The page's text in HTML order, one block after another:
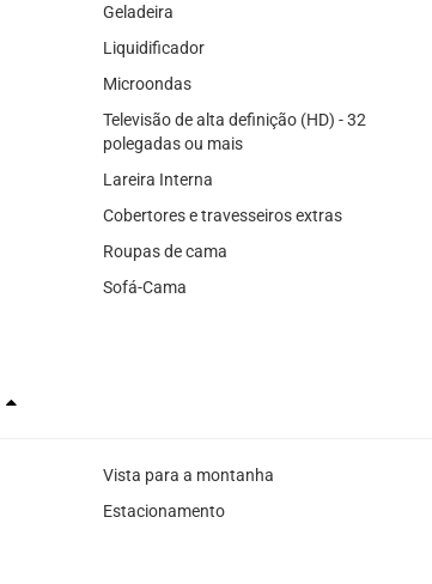
Geladeira
Liquidificador
Microondas
Televisão de alta definição (HD) - 32
polegadas ou mais
Lareira Interna
Cobertores e travesseiros extras
Roupas de cama
Sofá-Cama
Vista para a montanha
Estacionamento